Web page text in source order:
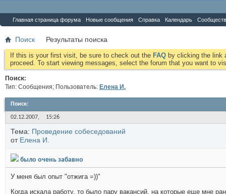
Главная страница форума Новые сообщения Справка Календарь
Поиск Результаты поиска
If this is your first visit, be sure to check out the FAQ by clicking the link
proceed. To start viewing messages, select the forum that you want to
Поиск:
Тип: Сообщения; Пользователь: Елена И.
Поиск:
02.12.2007, 15:26
Тема: Проведение собеседований
от Елена И.
было очень забавно
У меня был опыт "отжига =))"
Когда искала работу, то было пару вакансий, на которые еще мне